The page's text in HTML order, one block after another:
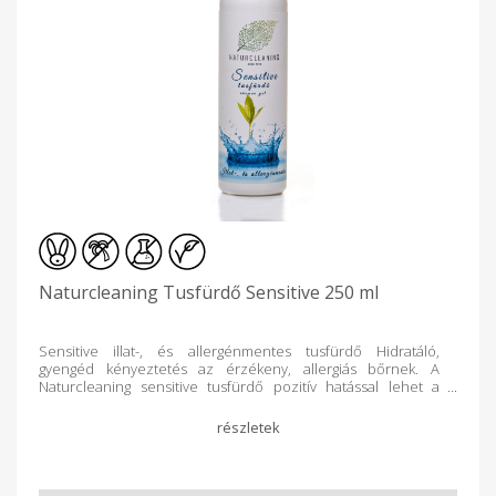
Naturcleaning Tusfürdő Sensitive 250 ml
Sensitive illat-, és allergénmentes tusfürdő Hidratáló,
gyengéd kényeztetés az érzékeny, allergiás bőrnek. A
Naturcleaning sensitive tusfürdő pozitív hatással lehet a
megszüntethetjük a kozmetikumok okozta bőrpírt, irritációt
és viszketést. Célunk, hogy NATURCLEANING